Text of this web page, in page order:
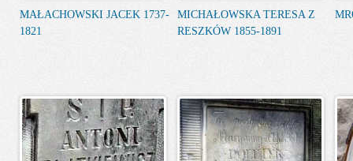
MAŁACHOWSKI JACEK 1737-
1821
MICHAŁOWSKA TERESA Z
RESZKÓW 1855-1891